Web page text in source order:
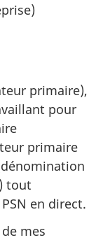
primaire),
pour
primaire
tout
en direct.
mes